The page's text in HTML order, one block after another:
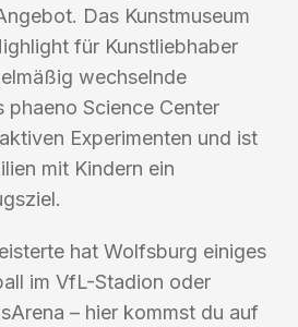
Das Kunstmuseum
für Kunstliebhaber
wechselnde
phaeno Science Center
Experimenten und ist
mit Kindern ein
hat Wolfsburg einiges
im VfL-Stadion oder
– hier kommst du auf